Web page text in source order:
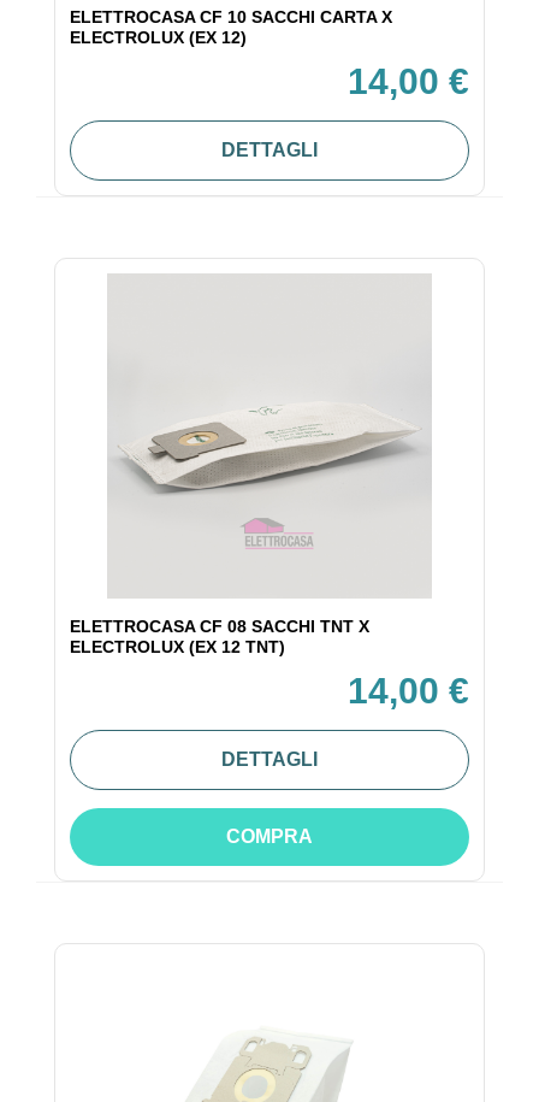
ELETTROCASA CF 10 SACCHI CARTA X
ELECTROLUX (EX 12)
14,00 €
DETTAGLI
ELETTROCASA CF 08 SACCHI TNT X
ELECTROLUX (EX 12 TNT)
14,00 €
DETTAGLI
COMPRA